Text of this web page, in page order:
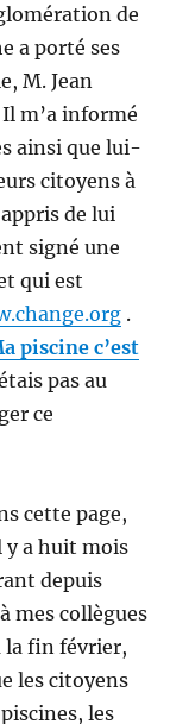
de
a porté ses
M. Jean
m’a informé
ainsi que lui-
citoyens à
de lui
signé une
qui est
.
piscine c’est
pas au
ce
cette page,
y a huit mois
depuis
mes collègues
la fin février,
les citoyens
les